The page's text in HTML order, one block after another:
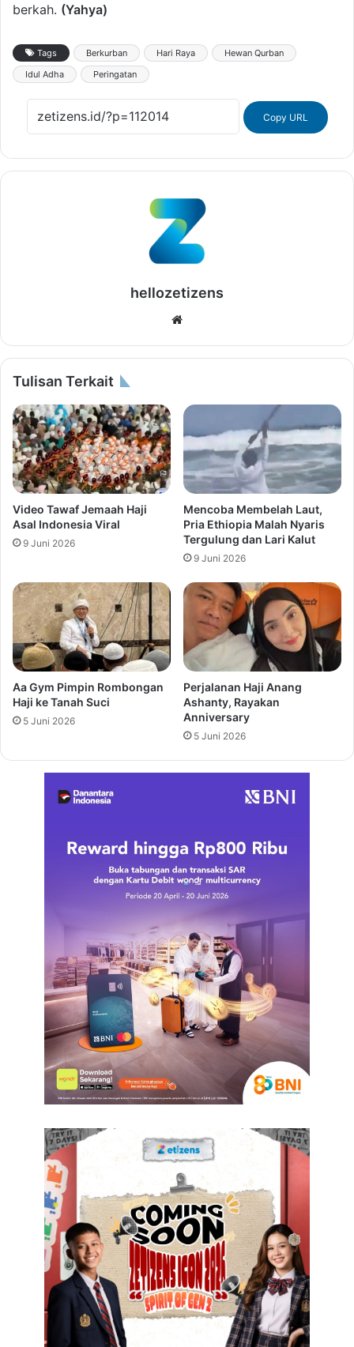
berkah. (Yahya)
Tags Berkurban Hari Raya
Hewan Qurban
Idul Adha
Peringatan
Copy URL
hellozetizens
Tulisan Terkait
Video Tawaf Jemaah Haji
Asal Indonesia Viral
9 Juni 2026
Mencoba Membelah Laut,
Pria Ethiopia Malah Nyaris
Tergulung dan Lari Kalut
9 Juni 2026
Aa Gym Pimpin Rombongan
Haji ke Tanah Suci
5 Juni 2026
Perjalanan Haji Anang
Ashanty, Rayakan
Anniversary
5 Juni 2026